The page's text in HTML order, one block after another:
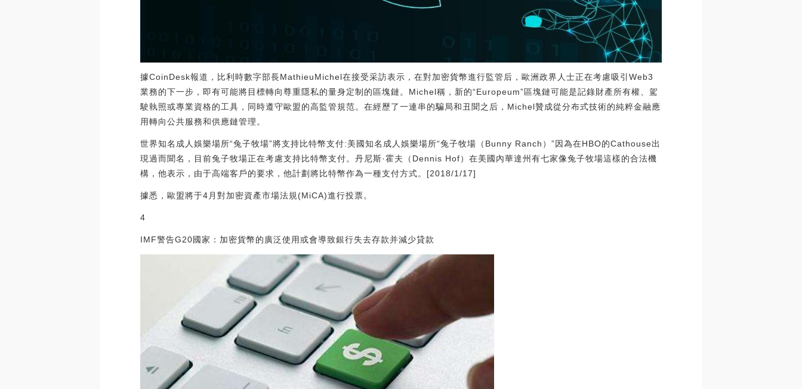
據CoinDesk報道，比利時數字部長MathieuMichel在接受采訪表示，在對加密貨幣進行監管后，歐洲政界人士正在考慮吸引Web3
業務的下一步，即有可能將目標轉向尊重隱私的量身定制的區塊鏈。Michel稱，新的“Europeum”區塊鏈可能是記錄財產所有權、駕
駛執照或專業資格的工具，同時遵守歐盟的高監管規范。在經歷了一連串的騙局和丑聞之后，Michel贊成從分布式技術的純粹金融應
用轉向公共服務和供應鏈管理。
世界知名成人娛樂場所“兔子牧場”將支持比特幣支付:美國知名成人娛樂場所“兔子牧場（Bunny Ranch）”因為在HBO的Cathouse出
現過而聞名，目前兔子牧場正在考慮支持比特幣支付。丹尼斯·霍夫（Dennis Hof）在美國內華達州有七家像兔子牧場這樣的合法機
構，他表示，由于高端客戶的要求，他計劃將比特幣作為一種支付方式。[2018/1/17]
據悉，歐盟將于4月對加密資產市場法規(MiCA)進行投票。
4
IMF警告G20國家：加密貨幣的廣泛使用或會導致銀行失去存款并減少貸款